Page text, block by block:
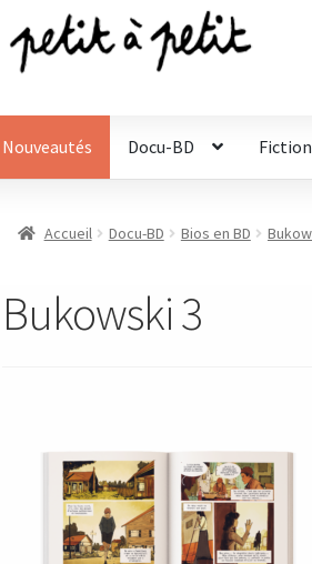
Aller
navigation
Aller
Nouveautés Docu-BD
Accueil Docu-BD Bios en BD
Bukowski 3